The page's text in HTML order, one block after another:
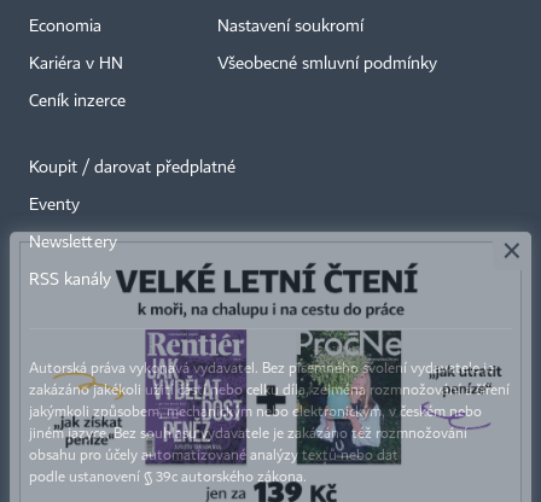
Economia
Kariéra v HN
Ceník inzerce
Nastavení soukromí
Všeobecné smluvní podmínky
Koupit / darovat předplatné
Eventy
Newslettery
RSS kanály
Autorská práva vykonává vydavatel. Bez písemného svolení vydavatele je
zakázáno jakékoli užití částí nebo celku díla, zejména rozmnožování a šíření
jakýmkoli způsobem, mechanickým nebo elektronickým, v českém nebo
jiném jazyce. Bez souhlasu vydavatele je zakázáno též rozmnožování
obsahu pro účely automatizované analýzy textů nebo dat
podle ustanovení § 39c autorského zákona.